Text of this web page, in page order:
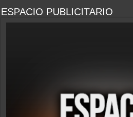
ESPACIO PUBLICITARIO